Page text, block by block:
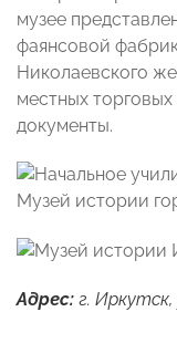
музее
фаянсовой
Николаевского
местных
документы.
Адрес: г.